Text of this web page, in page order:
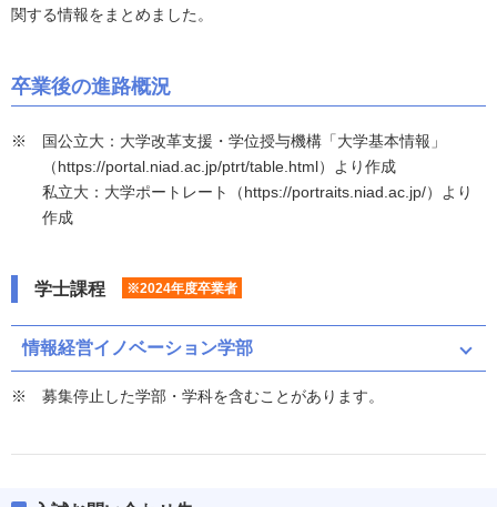
関する情報をまとめました。
卒業後の進路概況
国公立大：大学改革支援・学位授与機構「大学基本情報」
（https://portal.niad.ac.jp/ptrt/table.html）より作成
私立大：大学ポートレート（https://portraits.niad.ac.jp/）より
作成
学士課程 ※2024年度卒業者
情報経営イノベーション学部
募集停止した学部・学科を含むことがあります。